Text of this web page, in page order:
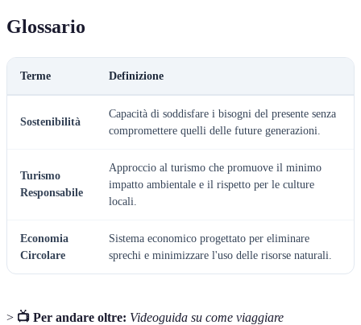
Glossario
Terme Definizione
Sostenibilità
Capacità di soddisfare i bisogni del presente senza
compromettere quelli delle future generazioni.
Turismo
Responsabile
Approccio al turismo che promuove il minimo
impatto ambientale e il rispetto per le culture
locali.
Economia
Circolare
Sistema economico progettato per eliminare
sprechi e minimizzare l'uso delle risorse naturali.
> 📺 Per andare oltre: Videoguida su come viaggiare